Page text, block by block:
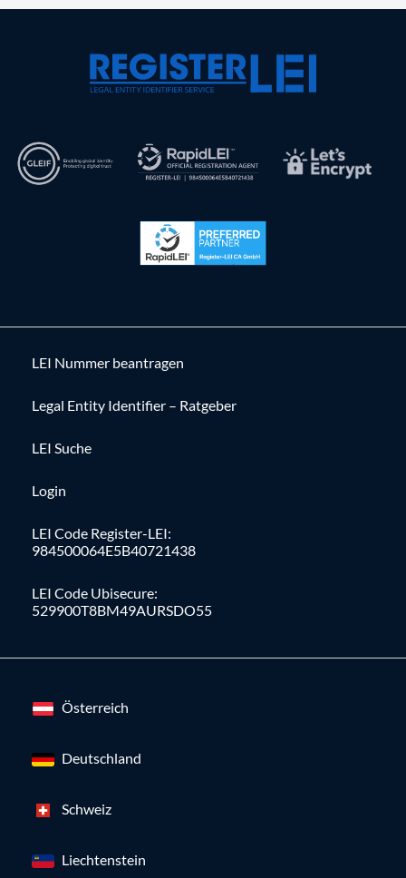
LEI Nummer beantragen
Legal Entity Identifier – Ratgeber
LEI Suche
Login
LEI Code Register-LEI:
984500064E5B40721438
LEI Code Ubisecure:
529900T8BM49AURSDO55
Österreich
Deutschland
Schweiz
Liechtenstein